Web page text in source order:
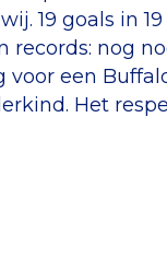
19 goals in
nog
een
Het